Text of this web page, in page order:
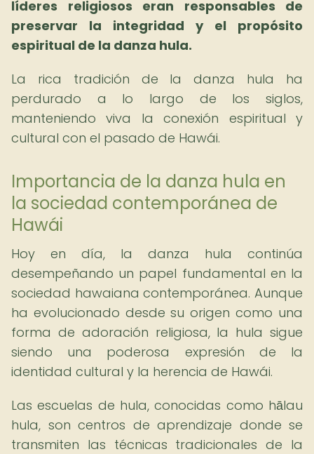
líderes religiosos eran responsables de
preservar la integridad y el propósito
espiritual de la danza hula.
La rica tradición de la danza hula ha
perdurado a lo largo de los siglos,
manteniendo viva la conexión espiritual y
cultural con el pasado de Hawái.
Importancia de la danza hula en
la sociedad contemporánea de
Hawái
Hoy en día, la danza hula continúa
desempeñando un papel fundamental en la
sociedad hawaiana contemporánea. Aunque
ha evolucionado desde su origen como una
forma de adoración religiosa, la hula sigue
siendo una poderosa expresión de la
identidad cultural y la herencia de Hawái.
Las escuelas de hula, conocidas como hālau
hula, son centros de aprendizaje donde se
transmiten las técnicas tradicionales de la